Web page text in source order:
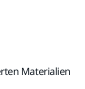
Materialien